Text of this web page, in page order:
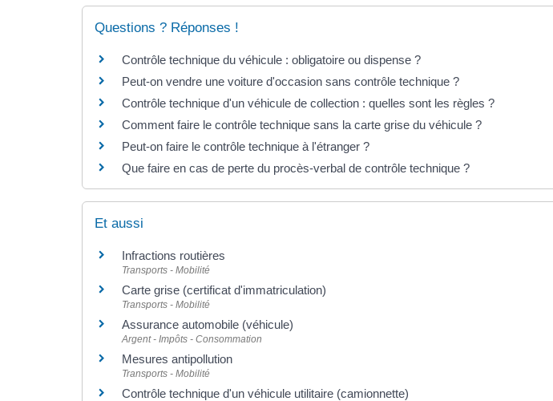
Questions ? Réponses !
Contrôle technique du véhicule : obligatoire ou dispense ?
Peut-on vendre une voiture d'occasion sans contrôle technique ?
Contrôle technique d'un véhicule de collection : quelles sont les règles ?
Comment faire le contrôle technique sans la carte grise du véhicule ?
Peut-on faire le contrôle technique à l'étranger ?
Que faire en cas de perte du procès-verbal de contrôle technique ?
Et aussi
Infractions routières
Transports - Mobilité
Carte grise (certificat d'immatriculation)
Transports - Mobilité
Assurance automobile (véhicule)
Argent - Impôts - Consommation
Mesures antipollution
Transports - Mobilité
Contrôle technique d'un véhicule utilitaire (camionnette)